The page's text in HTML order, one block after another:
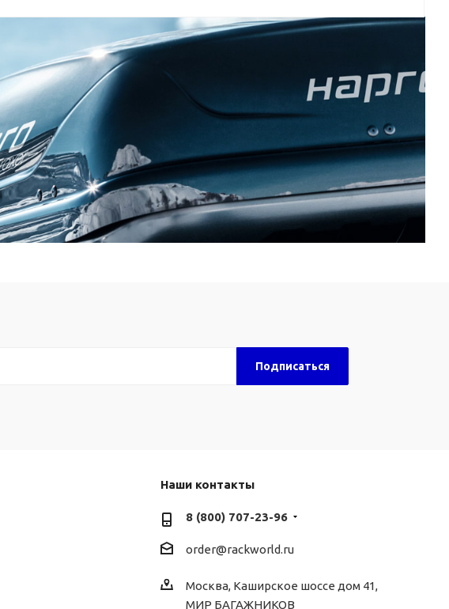
Наши контакты
8 (800) 707-23-96
order@rackworld.ru
Москва, Каширское шоссе дом 41,
МИР БАГАЖНИКОВ